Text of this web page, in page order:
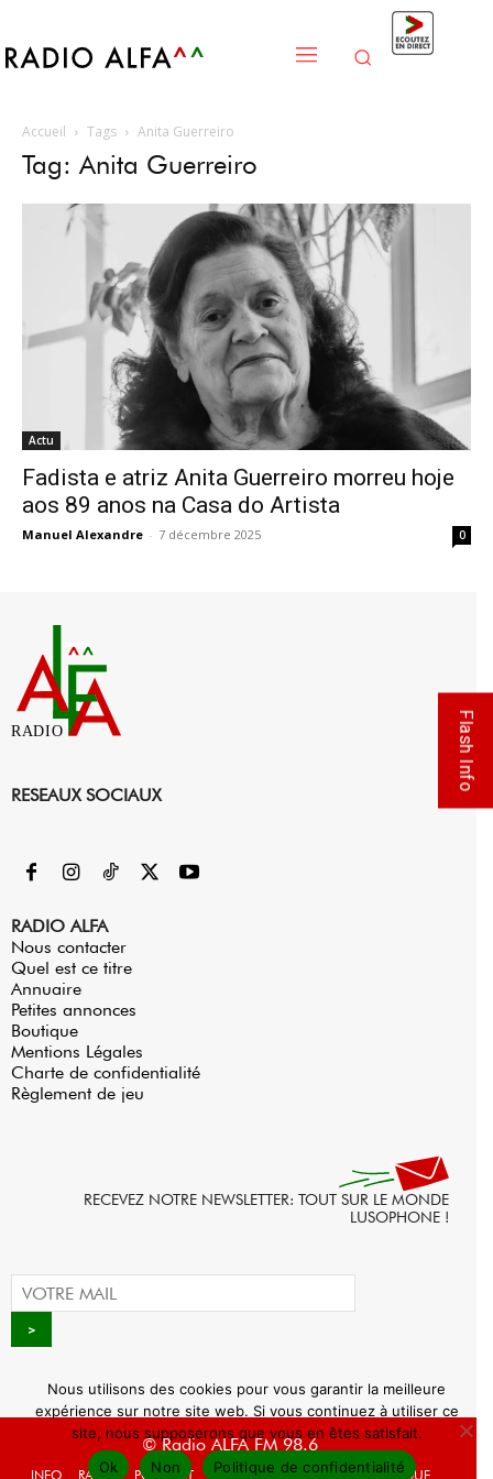
Accueil Tags Anita Guerreiro
Tag: Anita Guerreiro
Actu
Fadista e atriz Anita Guerreiro morreu hoje
aos 89 anos na Casa do Artista
Manuel Alexandre - 7 décembre 2025 0
RADIO
RESEAUX SOCIAUX
RADIO ALFA
Nous contacter
Quel est ce titre
Annuaire
Petites annonces
Boutique
Mentions Légales
Charte de confidentialité
Règlement de jeu
RECEVEZ NOTRE NEWSLETTER: TOUT SUR LE MONDE
LUSOPHONE !
© Radio ALFA FM 98.6
INFO RADIO PODCAST AGENDA WEBRADIO BOUTIQUE
Flash Info
Nous utilisons des cookies pour vous garantir la meilleure
expérience sur notre site web. Si vous continuez à utiliser ce
site, nous supposerons que vous en êtes satisfait.
Ok
Non Politique de confidentialité